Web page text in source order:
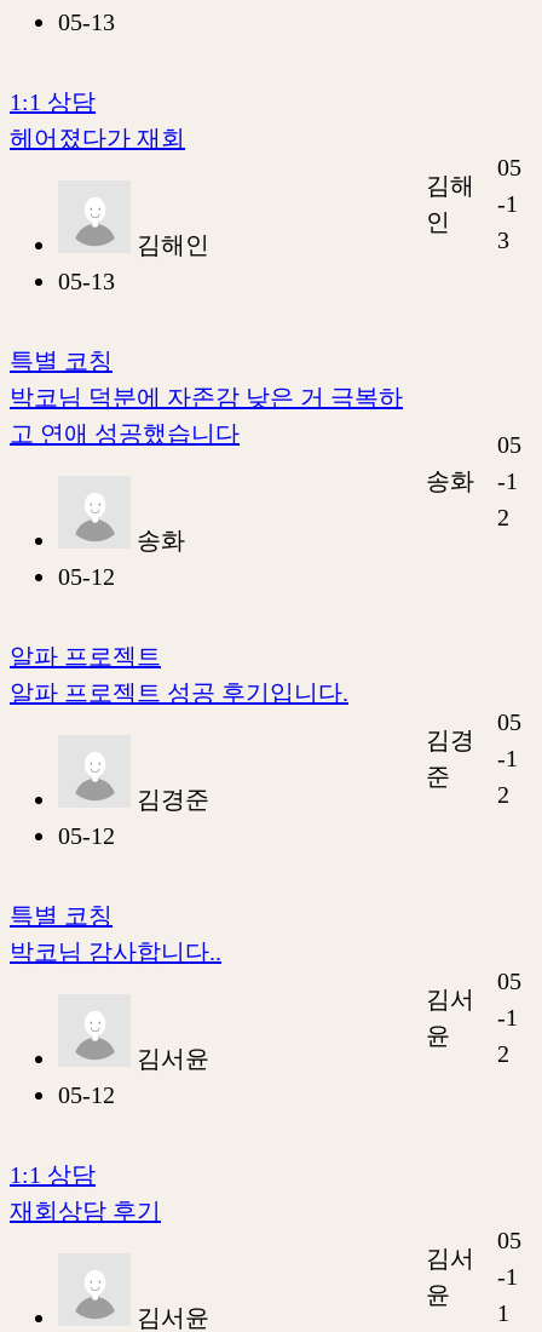
05-13
1:1 상담
헤어졌다가 재회
김해인
05-13
김해
인
05
-1
3
특별 코칭
박코님 덕분에 자존감 낮은 거 극복하
고 연애 성공했습니다
송화
05-12
송화
05
-1
2
알파 프로젝트
알파 프로젝트 성공 후기입니다.
김경준
05-12
김경
준
05
-1
2
특별 코칭
박코님 감사합니다..
김서윤
05-12
김서
윤
05
-1
2
1:1 상담
재회상담 후기
김서윤
김서
윤
05
-1
1